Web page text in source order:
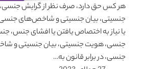
هر کس حق دارد، صرف نظر از گرایش
جنسیتی، بیان جنسیتی و شاخص‌های
یا نیاز به اختصاص یافتن یا افشای جنس،
جنسی، هویت جنسیتی، بیان جنسیتی و
جنسی، در برابر قانون به…